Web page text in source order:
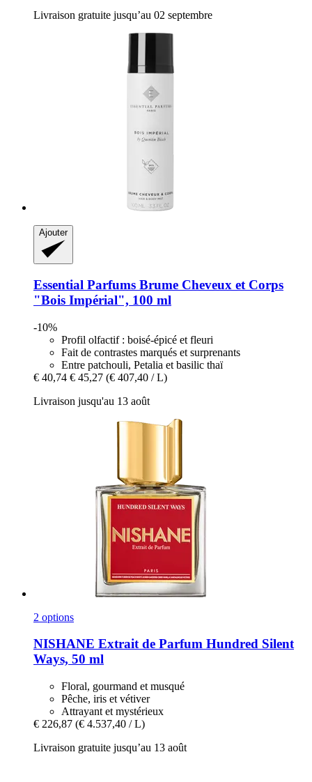
Livraison gratuite jusqu’au 02 septembre
Ajouter
Essential Parfums Brume Cheveux et Corps
"Bois Impérial", 100 ml
-10%
Profil olfactif : boisé-épicé et fleuri
Fait de contrastes marqués et surprenants
Entre patchouli, Petalia et basilic thaï
€ 40,74 € 45,27 (€ 407,40 / L)
Livraison jusqu'au 13 août
2 options
NISHANE Extrait de Parfum Hundred Silent
Ways, 50 ml
Floral, gourmand et musqué
Pêche, iris et vétiver
Attrayant et mystérieux
€ 226,87 (€ 4.537,40 / L)
Livraison gratuite jusqu’au 13 août